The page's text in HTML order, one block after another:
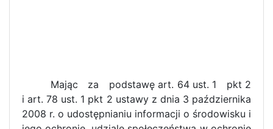
Mając za podstawę art. 64 ust. 1 pkt 2
i art. 78 ust. 1 pkt 2 ustawy z dnia 3 października
2008 r. o udostępnianiu informacji o środowisku i